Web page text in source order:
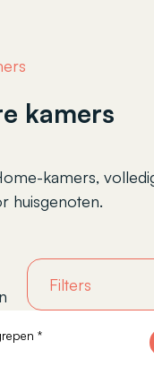
kamers
kamers,
huisgenoten.
*